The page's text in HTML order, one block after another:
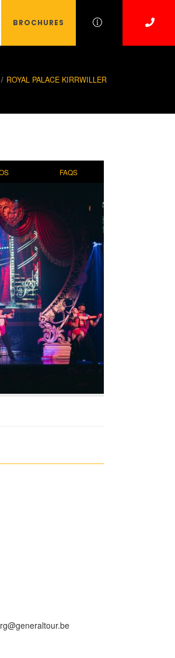
BROCHURES
ROYAL PALACE KIRRWILLER
FAQS